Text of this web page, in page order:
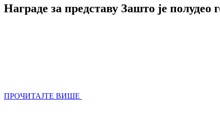
Награде за представу Зашто је
ПРОЧИТАЈТЕ ВИШЕ